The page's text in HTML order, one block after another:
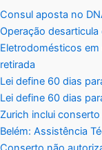
Consul aposta no
Operação
Eletrodomésticos
retirada
Lei define 60 dias
Lei define 60 dias
Zurich inclui
Belém: Assistência